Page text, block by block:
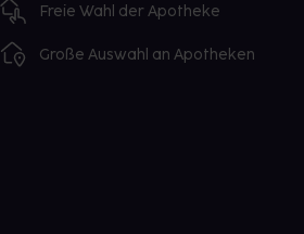
Freie Wahl der Apotheke
Große Auswahl an Apotheken